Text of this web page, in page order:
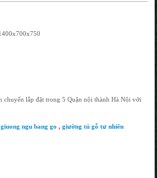
chuyển lắp đặt trong 5 Quận nội thành Hà Nội với
giuong ngu bang go ,giường tủ gỗ tư nhiên